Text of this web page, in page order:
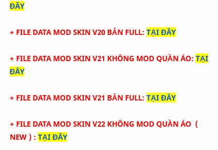
ĐÂY
+ FILE DATA MOD SKIN V20 BẢN FULL: TẠI ĐÂY
+ FILE DATA MOD SKIN V21 KHÔNG MOD QUẦN ÁO: TẠI
ĐÂY
+ FILE DATA MOD SKIN V21 BẢN FULL: TẠI ĐÂY
+ FILE DATA MOD SKIN V22 KHÔNG MOD QUẦN ÁO (
NEW ) : TẠI ĐÂY